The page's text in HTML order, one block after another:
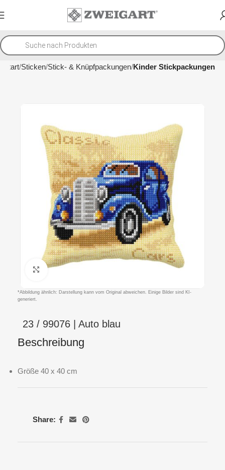
Start Sticken Stick- & Knüpfpackungen Kinder Stickpackungen
Klicken um zu vergrößern
*Abbildung ähnlich: Darstellung kann vom Original abweichen. Einige Bilder sind KI-
generiert.
23 / 99076 | Auto blau
Beschreibung
Größe 40 x 40 cm
Share: